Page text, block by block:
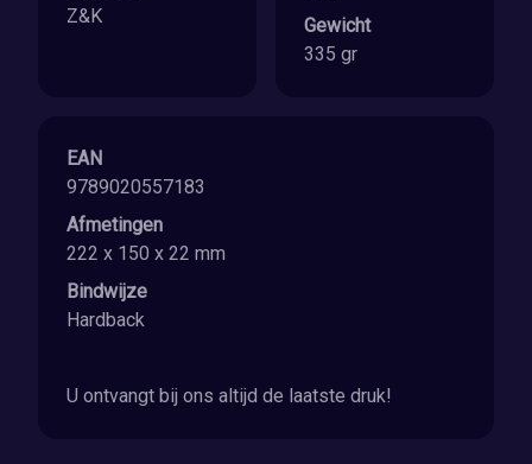
Z&K
Gewicht
335 gr
EAN
9789020557183
Afmetingen
222 x 150 x 22 mm
Bindwijze
Hardback
U ontvangt bij ons altijd de laatste druk!